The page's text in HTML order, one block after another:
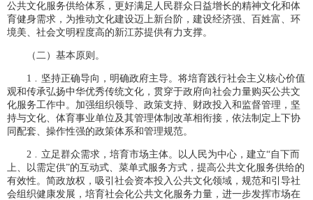
公共文化服务供给体系，更好满足人民群众日益增长的精神文化和体
育健身需求，为推动文化建设迈上新台阶，建设经济强、百姓富、环
境美、社会文明程度高的新江苏提供有力支撑。
（二）基本原则。
1﹒坚持正确导向，明确政府主导。将培育践行社会主义核心价值
观和传承弘扬中华优秀传统文化，贯穿于政府向社会力量购买公共文
化服务工作中。加强组织领导、政策支持、财政投入和监督管理，坚
持与文化、体育事业单位及其管理体制改革相衔接，依法制定上下协
同配套、操作性强的政策体系和管理规范。
2﹒立足群众需求，培育市场主体。以人民为中心，建立“自下而
上、以需定供”的互动式、菜单式服务方式，提高公共文化服务供给的
有效性。简政放权，吸引社会资本投入公共文化领域，规范和引导社
会组织健康发展，培育社会化公共文化服务力量，进一步发挥市场在